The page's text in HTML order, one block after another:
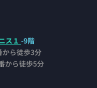
ス１ -9階
から徒歩3分
から徒歩5分